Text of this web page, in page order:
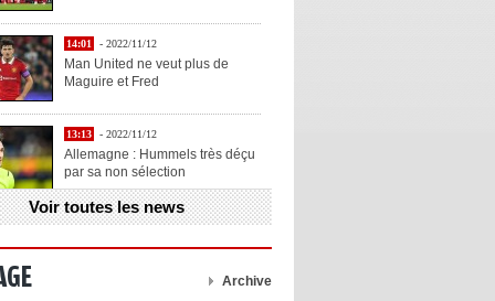
14:01 - 2022/11/12
Man United ne veut plus de
Maguire et Fred
13:13 - 2022/11/12
Allemagne : Hummels très déçu
par sa non sélection
13:11 - 2022/11/12
Henry explique la chose qu'il
Voir toutes les news
Archive